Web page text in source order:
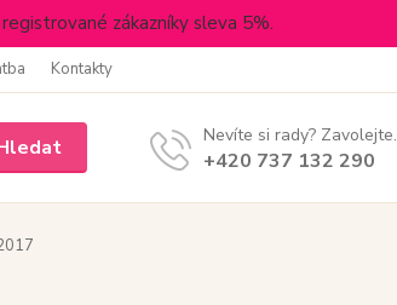
zákazníky sleva 5%.
Kontakty
Nevíte si rady? Zavolejte.
+420 737 132 290